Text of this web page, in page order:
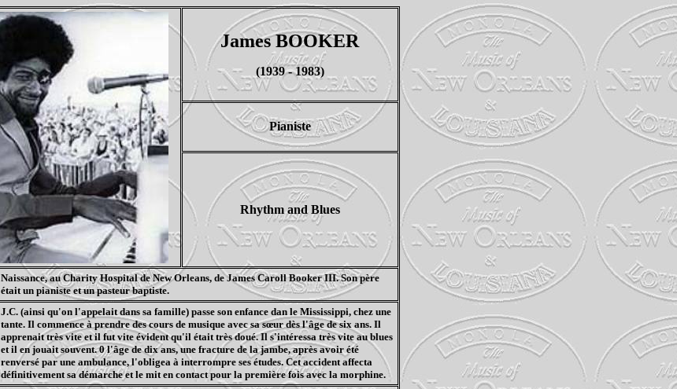
James BOOKER
(1939 - 1983)
Pianiste
Rhythm and Blues
Naissance, au Charity Hospital de New Orleans, de James Caroll Booker III. Son père
était un pianiste et un pasteur baptiste.
J.C. (ainsi qu'on l'appelait dans sa famille) passe son enfance dan le Mississippi, chez une
tante. Il commence à prendre des cours de musique avec sa sœur dès l'âge de six ans. Il
apprenait très vite et il fut vite évident qu'il était très doué. Il s'intéressa très vite au blues
et il en jouait souvent. 0 l'âge de dix ans, une fracture de la jambe, après avoir été
renversé par une ambulance, l'obligea à interrompre ses études. Cet accident affecta
définitivement sa démarche et le mit en contact pour la première fois avec la morphine.